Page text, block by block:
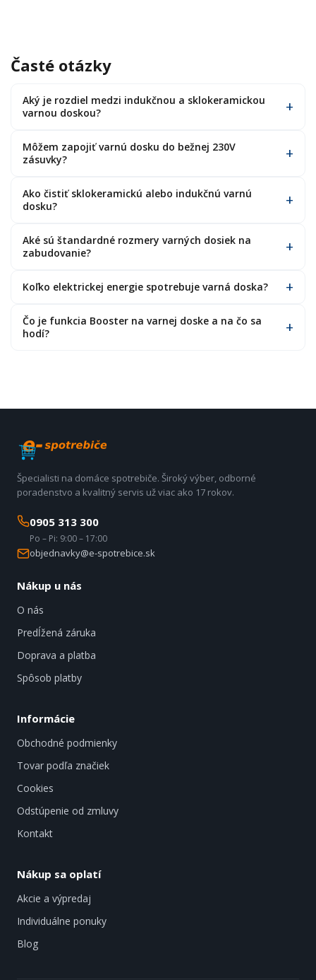
Časté otázky
Aký je rozdiel medzi indukčnou a sklokeramickou
varnou doskou?
Môžem zapojiť varnú dosku do bežnej 230V
zásuvky?
Ako čistiť sklokeramickú alebo indukčnú varnú
dosku?
Aké sú štandardné rozmery varných dosiek na
zabudovanie?
Koľko elektrickej energie spotrebuje varná doska?
Čo je funkcia Booster na varnej doske a na čo sa
hodí?
Špecialisti na domáce spotrebiče. Široký výber, odborné
poradenstvo a kvalitný servis už viac ako 17 rokov.
0905 313 300
Po – Pi: 9:00 – 17:00
objednavky@e-spotrebice.sk
Nákup u nás
O nás
Predĺžená záruka
Doprava a platba
Spôsob platby
Informácie
Obchodné podmienky
Tovar podľa značiek
Cookies
Odstúpenie od zmluvy
Kontakt
Nákup sa oplatí
Akcie a výpredaj
Individuálne ponuky
Blog